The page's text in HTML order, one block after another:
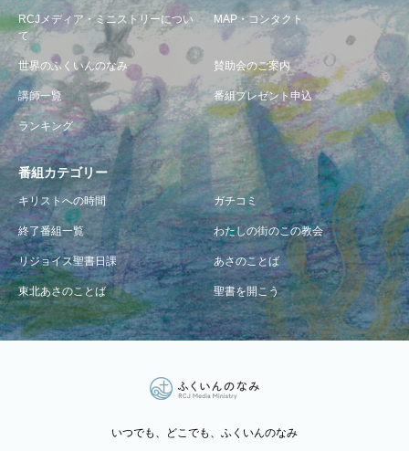
RCJメディア・ミニストリーについ
て
MAP・コンタクト
世界のふくいんのなみ 賛助会のご案内
講師一覧 番組プレゼント申込
ランキング
番組カテゴリー
キリストへの時間 ガチコミ
終了番組一覧 わたしの街のこの教会
リジョイス聖書日課 あさのことば
東北あさのことば 聖書を開こう
いつでも、どこでも、ふくいんのなみ